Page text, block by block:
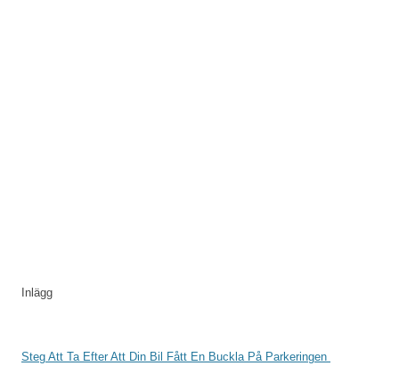
Inlägg
Steg Att Ta Efter Att Din Bil Fått En Buckla På Parkeringen